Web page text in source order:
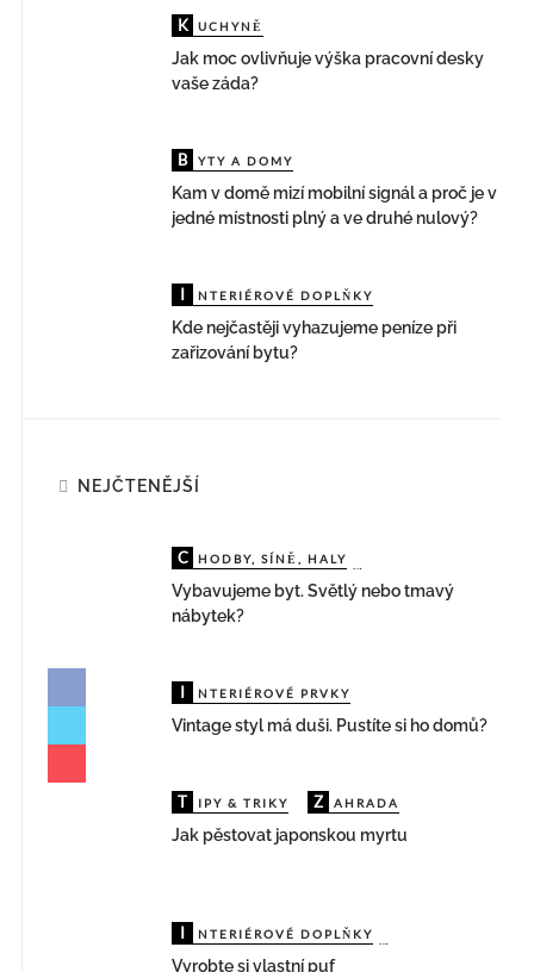
K UCHYNĚ
Jak moc ovlivňuje výška pracovní desky
vaše záda?
B YTY A DOMY
Kam v domě mizí mobilní signál a proč je v
jedné místnosti plný a ve druhé nulový?
I NTERIÉROVÉ DOPLŇKY
Kde nejčastěji vyhazujeme peníze při
zařizování bytu?
NEJČTENĚJŠÍ
C HODBY, SÍNĚ, HALY
Vybavujeme byt. Světlý nebo tmavý
nábytek?
I NTERIÉROVÉ PRVKY
Vintage styl má duši. Pustíte si ho domů?
T IPY & TRIKY Z AHRADA
Jak pěstovat japonskou myrtu
I NTERIÉROVÉ DOPLŇKY
Vyrobte si vlastní puf